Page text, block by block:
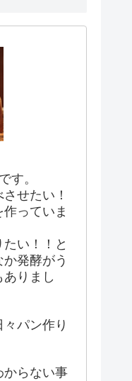
す。
せたい！
っていま
い！！と
発酵がう
りまし
パン作り
からない事